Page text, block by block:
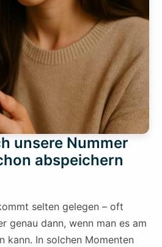
unsere Nummer
abspeichern
selten gelegen – oft
genau dann, wenn man es am
kann. In solchen Momenten